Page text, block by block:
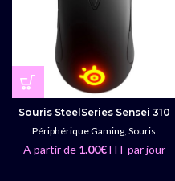
Souris SteelSeries Sensei 310
Périphérique Gaming, Souris
A partir de 1.00€HT par jour